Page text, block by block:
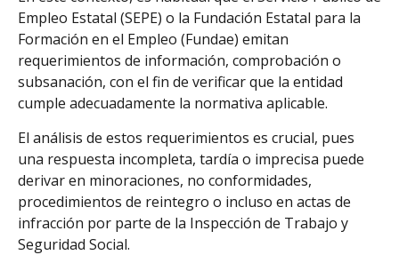
Empleo Estatal (SEPE) o la Fundación Estatal para la
Formación en el Empleo (Fundae) emitan
requerimientos de información, comprobación o
subsanación, con el fin de verificar que la entidad
cumple adecuadamente la normativa aplicable.
El análisis de estos requerimientos es crucial, pues
una respuesta incompleta, tardía o imprecisa puede
derivar en minoraciones, no conformidades,
procedimientos de reintegro o incluso en actas de
infracción por parte de la Inspección de Trabajo y
Seguridad Social.